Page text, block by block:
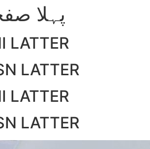
پہلا
LATTER
LATTER
LATTER
LATTER